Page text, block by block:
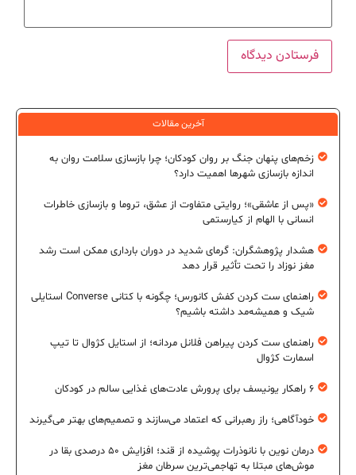
آخرین مقالات
زخم‌های پنهان جنگ بر روان کودکان؛ چرا بازسازی سلامت روان به
اندازه بازسازی شهرها اهمیت دارد؟
«پس از عاشقی»؛ روایتی متفاوت از عشق، تروما و بازسازی خاطرات
انسانی با الهام از کیارستمی
هشدار پژوهشگران: گرمای شدید در دوران بارداری ممکن است رشد
مغز نوزاد را تحت تأثیر قرار دهد
راهنمای ست کردن کفش کانورس؛ چگونه با کتانی Converse استایلی
شیک و همیشه‌مد داشته باشیم؟
راهنمای ست کردن پیراهن فلانل مردانه؛ از استایل کژوال تا تیپ
اسمارت کژوال
۶ راهکار یونیسف برای پرورش عادت‌های غذایی سالم در کودکان
خودآگاهی؛ راز رهبرانی که اعتماد می‌سازند و تصمیم‌های بهتر می‌گیرند
درمان نوین با نانوذرات پوشیده از قند؛ افزایش ۵۰ درصدی بقا در
موش‌های مبتلا به تهاجمی‌ترین سرطان مغز